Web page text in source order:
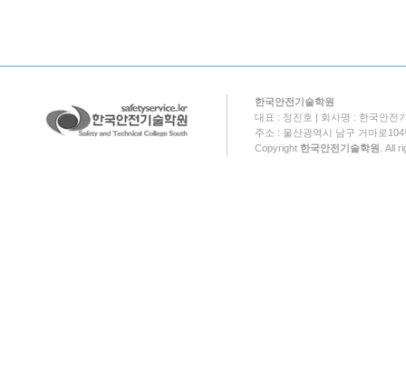
한국안전기술학원
대표 : 정진호 | 회사명 : 한국안전
주소 : 울산광역시 남구 거마로
Copyright 한국안전기술학원 . All